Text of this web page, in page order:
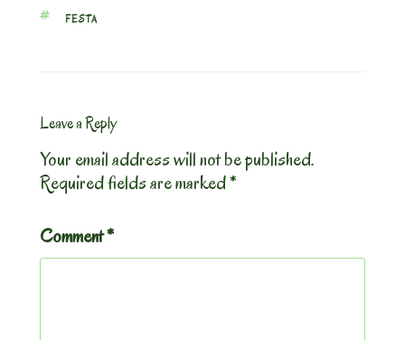
TAGS
FESTA
Leave a Reply
Your email address will not be published.
Required fields are marked*
Comment*